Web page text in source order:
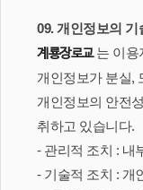
09. 개인정보의 기
계룡장로교는 이용
개인정보가 분실,
개인정보의 안전
취하고 있습니다.
- 관리적 조치 : 내
- 기술적 조치 : 개